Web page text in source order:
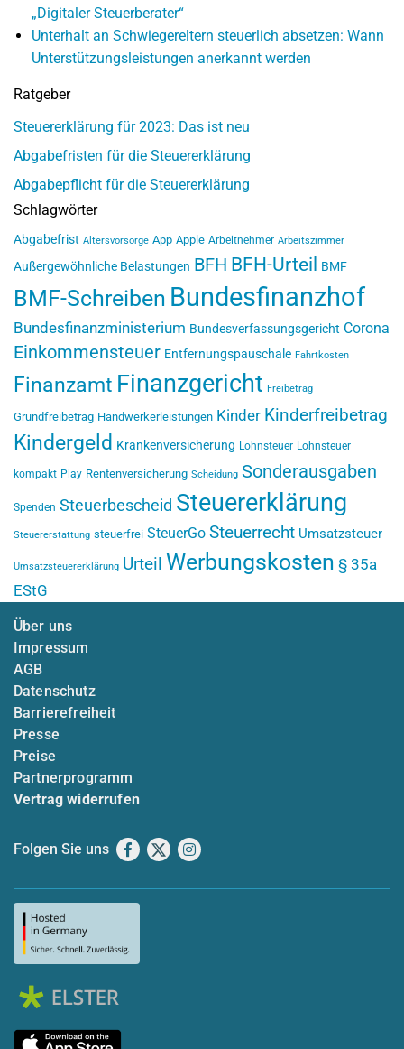
„Digitaler Steuerberater“
Unterhalt an Schwiegereltern steuerlich absetzen: Wann
Unterstützungsleistungen anerkannt werden
Ratgeber
Steuererklärung für 2023: Das ist neu
Abgabefristen für die Steuererklärung
Abgabepflicht für die Steuererklärung
Schlagwörter
Abgabefrist Altersvorsorge App Apple Arbeitnehmer Arbeitszimmer
Außergewöhnliche Belastungen BFH BFH-Urteil BMF
BMF-Schreiben Bundesfinanzhof
Bundesfinanzministerium Bundesverfassungsgericht Corona
Einkommensteuer Entfernungspauschale Fahrtkosten
Finanzamt Finanzgericht Freibetrag
Grundfreibetrag Handwerkerleistungen Kinder Kinderfreibetrag
Kindergeld Krankenversicherung Lohnsteuer Lohnsteuer
kompakt Play Rentenversicherung Scheidung Sonderausgaben
Spenden Steuerbescheid Steuererklärung
Steuererstattung steuerfrei SteuerGo Steuerrecht Umsatzsteuer
Umsatzsteuererklärung Urteil Werbungskosten § 35a
EStG
Über uns
Impressum
AGB
Datenschutz
Barrierefreiheit
Presse
Preise
Partnerprogramm
Vertrag widerrufen
Folgen Sie uns Facebook
X Instagram